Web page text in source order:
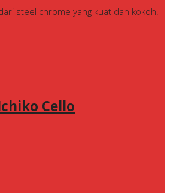
steel chrome yang kuat dan kokoh.
Cello